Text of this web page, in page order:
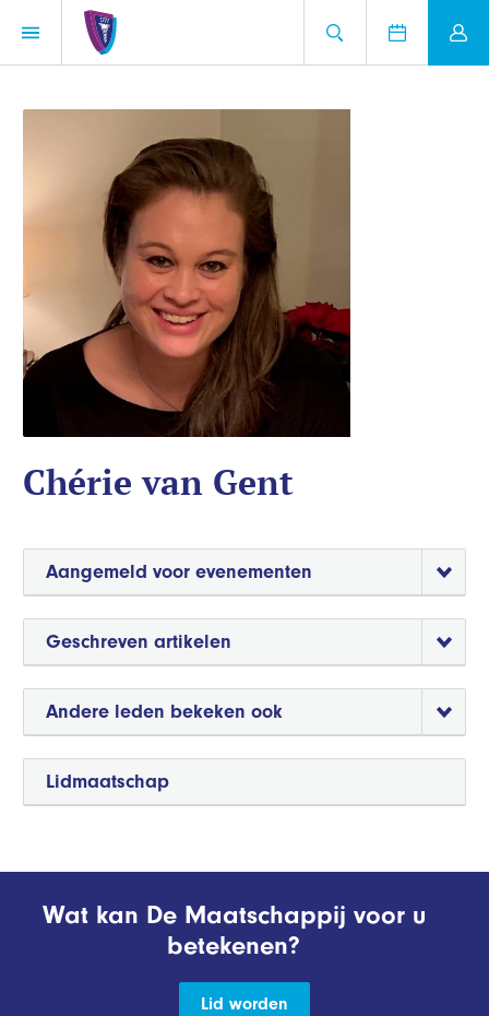
Lidmaatschap
Chérie van Gent
Aangemeld voor evenementen
Geschreven artikelen
Andere leden bekeken ook
Wat kan De Maatschappij voor u
betekenen?
Lid worden